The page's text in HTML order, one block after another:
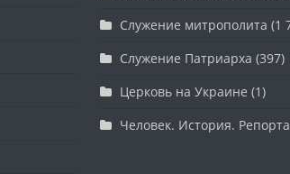
Служение митрополита (1
Служение Патриарха (397)
Церковь на Украине (1)
Человек. История.